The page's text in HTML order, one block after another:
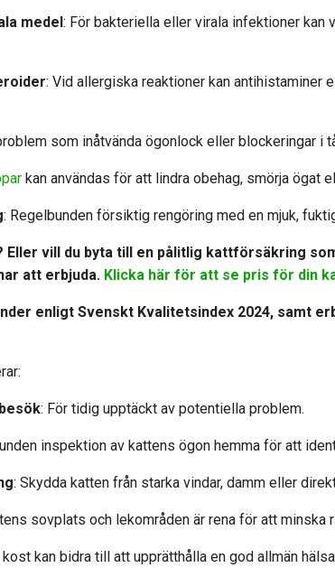
medel: För bakteriella eller virala infektioner
: Vid allergiska reaktioner kan antihistaminer
som inåtvända ögonlock eller blockeringar i
kan användas för att lindra obehag, smörja ögat
: Regelbunden försiktig rengöring med en mjuk,
vill du byta till en pålitlig kattförsäkring
att erbjuda. Klicka här för att se pris för din
enligt Svenskt Kvalitetsindex 2024, samt
: För tidig upptäckt av potentiella problem.
inspektion av kattens ögon hemma för att
: Skydda katten från starka vindar, damm eller
sovplats och lekområden är rena för att minska
kost kan bidra till att upprätthålla en god allmän